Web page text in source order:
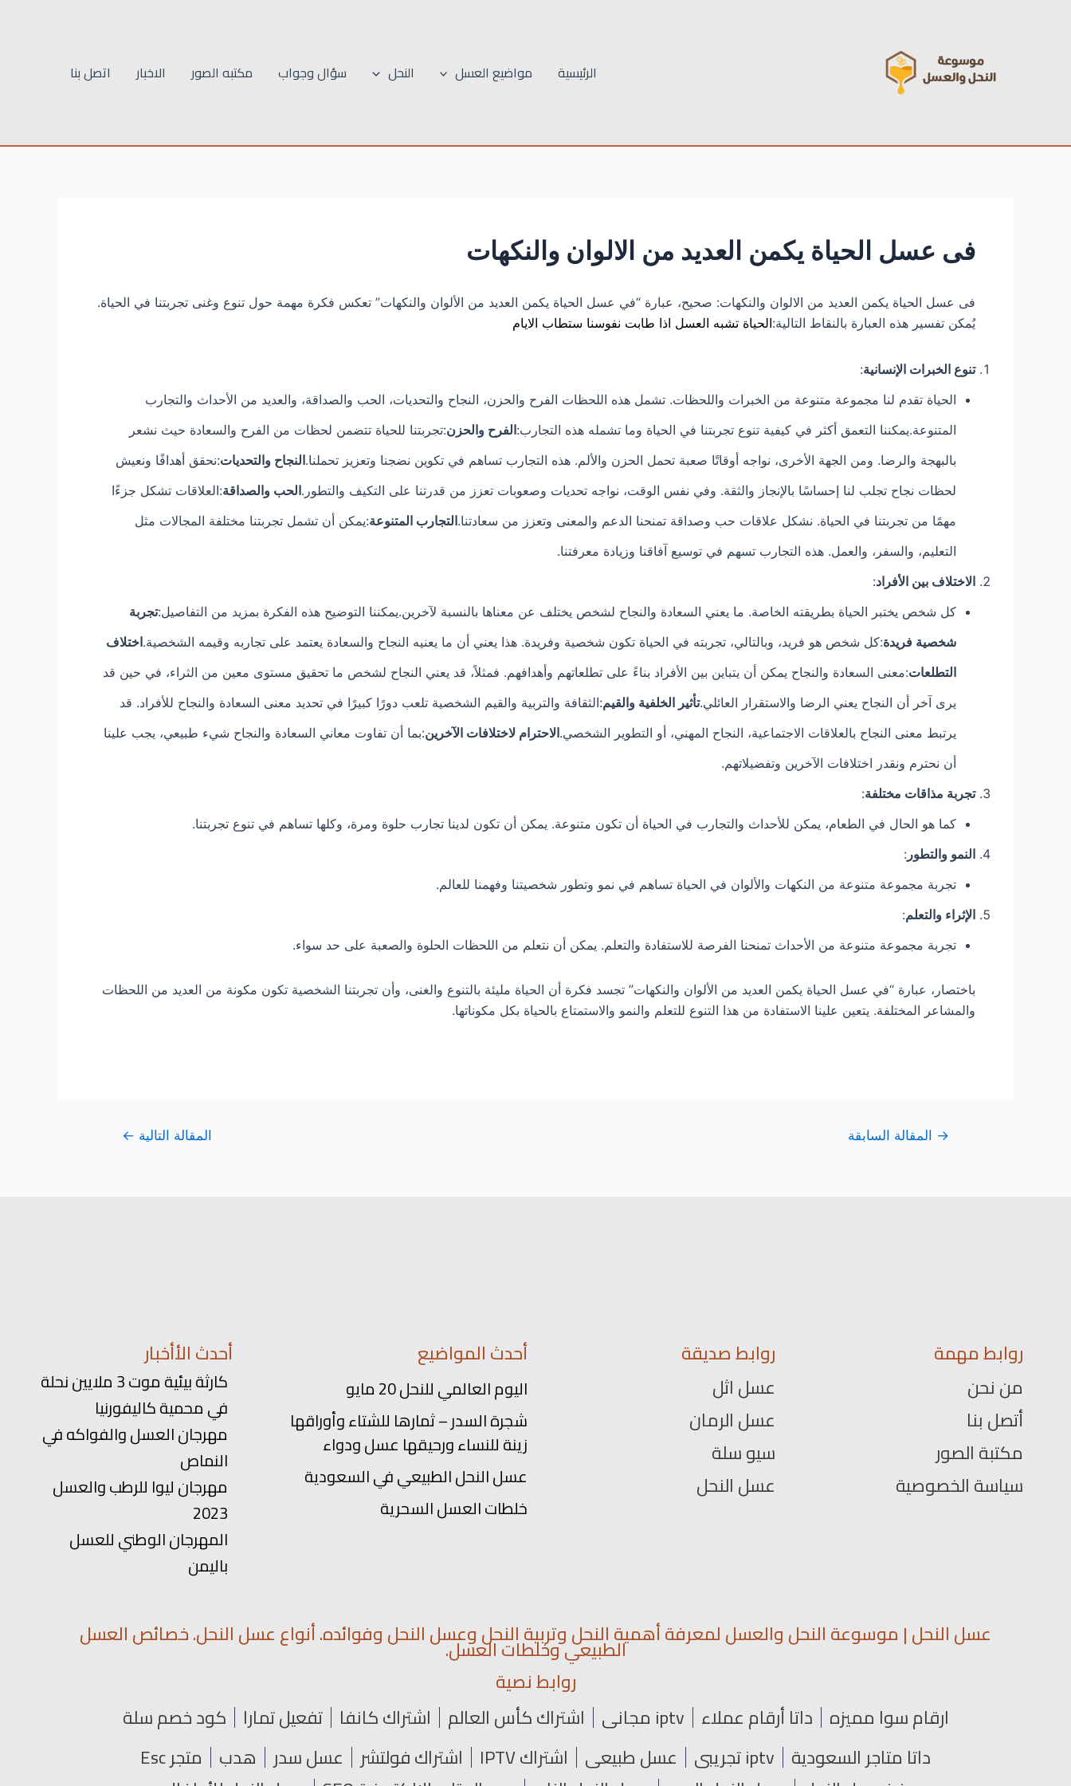
الرئيسية مواضيع العسل النحل سؤال وجواب مكتبه الصور الاخبار اتصل بنا
فى عسل الحياة يكمن العديد من الالوان والنكهات
فى عسل الحياة يكمن العديد من الالوان والنكهات: صحيح، عبارة “في عسل الحياة يكمن العديد من الألوان والنكهات” تعكس فكرة مهمة حول تنوع وغنى تجربتنا في الحياة.
يُمكن تفسير هذه العبارة بالنقاط التالية:الحياة تشبه العسل اذا طابت نفوسنا ستطاب الايام
تنوع الخبرات الإنسانية:
الحياة تقدم لنا مجموعة متنوعة من الخبرات واللحظات. تشمل هذه اللحظات الفرح والحزن، النجاح والتحديات، الحب والصداقة، والعديد من الأحداث والتجارب
المتنوعة.يمكننا التعمق أكثر في كيفية تنوع تجربتنا في الحياة وما تشمله هذه التجارب:الفرح والحزن:تجربتنا للحياة تتضمن لحظات من الفرح والسعادة حيث نشعر
بالبهجة والرضا. ومن الجهة الأخرى، نواجه أوقاتًا صعبة تحمل الحزن والألم. هذه التجارب تساهم في تكوين نضجنا وتعزيز تحملنا.النجاح والتحديات:نحقق أهدافًا ونعيش
لحظات نجاح تجلب لنا إحساسًا بالإنجاز والثقة. وفي نفس الوقت، نواجه تحديات وصعوبات تعزز من قدرتنا على التكيف والتطور.الحب والصداقة:العلاقات تشكل جزءًا
مهمًا من تجربتنا في الحياة. نشكل علاقات حب وصداقة تمنحنا الدعم والمعنى وتعزز من سعادتنا.التجارب المتنوعة:يمكن أن تشمل تجربتنا مختلفة المجالات مثل
التعليم، والسفر، والعمل. هذه التجارب تسهم في توسيع آفاقنا وزيادة معرفتنا.
الاختلاف بين الأفراد:
كل شخص يختبر الحياة بطريقته الخاصة. ما يعني السعادة والنجاح لشخص يختلف عن معناها بالنسبة لآخرين.يمكننا التوضيح هذه الفكرة بمزيد من التفاصيل:تجربة
شخصية فريدة:كل شخص هو فريد، وبالتالي، تجربته في الحياة تكون شخصية وفريدة. هذا يعني أن ما يعنيه النجاح والسعادة يعتمد على تجاربه وقيمه الشخصية.اختلاف
التطلعات:معنى السعادة والنجاح يمكن أن يتباين بين الأفراد بناءً على تطلعاتهم وأهدافهم. فمثلاً، قد يعني النجاح لشخص ما تحقيق مستوى معين من الثراء، في حين قد
يرى آخر أن النجاح يعني الرضا والاستقرار العائلي.تأثير الخلفية والقيم:الثقافة والتربية والقيم الشخصية تلعب دورًا كبيرًا في تحديد معنى السعادة والنجاح للأفراد. قد
يرتبط معنى النجاح بالعلاقات الاجتماعية، النجاح المهني، أو التطوير الشخصي.الاحترام لاختلافات الآخرين:بما أن تفاوت معاني السعادة والنجاح شيء طبيعي، يجب علينا
أن نحترم ونقدر اختلافات الآخرين وتفضيلاتهم.
تجربة مذاقات مختلفة:
كما هو الحال في الطعام، يمكن للأحداث والتجارب في الحياة أن تكون متنوعة. يمكن أن تكون لدينا تجارب حلوة ومرة، وكلها تساهم في تنوع تجربتنا.
النمو والتطور :
تجربة مجموعة متنوعة من النكهات والألوان في الحياة تساهم في نمو وتطور شخصيتنا وفهمنا للعالم.
الإثراء والتعلم:
تجربة مجموعة متنوعة من الأحداث تمنحنا الفرصة للاستفادة والتعلم. يمكن أن نتعلم من اللحظات الحلوة والصعبة على حد سواء.
باختصار، عبارة “في عسل الحياة يكمن العديد من الألوان والنكهات” تجسد فكرة أن الحياة مليئة بالتنوع والغنى، وأن تجربتنا الشخصية تكون مكونة من العديد من اللحظات
والمشاعر المختلفة. يتعين علينا الاستفادة من هذا التنوع للتعلم والنمو والاستمتاع بالحياة بكل مكوناتها.
→ المقالة السابقة المقالة التالية ←
روابط مهمة
من نحن
أتصل بنا
مكتبة الصور
سياسة الخصوصية
روابط صديقة
عسل اثل
عسل الرمان
سيو سلة
عسل النحل
أحدث المواضيع
اليوم العالمي للنحل 20 مايو
شجرة السدر – ثمارها للشتاء وأوراقها
زينة للنساء ورحيقها عسل ودواء
عسل النحل الطبيعي في السعودية
خلطات العسل السحرية
أحدث الأأخبار
كارثة بيئية موت 3 ملايين نحلة
في محمية كاليفورنيا
مهرجان العسل والفواكه في
النماص
مهرجان ليوا للرطب والعسل
2023
المهرجان الوطني للعسل
باليمن
عسل النحل | موسوعة النحل والعسل لمعرفة أهمية النحل وتربية النحل وعسل النحل وفوائده. أنواع عسل النحل. خصائص العسل
الطبيعي وخلطات العسل.
روابط نصية
ارقام سوا مميزه داتا أرقام عملاء iptv مجاني اشتراك كأس العالم اشتراك كانفا تفعيل تمارا كود خصم سلة
داتا متاجر السعودية iptv تجريبي عسل طبيعي اشتراك IPTV اشتراك فولتشر عسل سدر هدب متجر Esc